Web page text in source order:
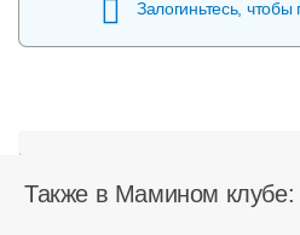
Залогиньтесь,
Также в Мамином клубе: